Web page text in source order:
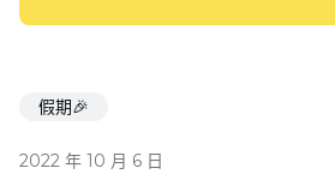
假期🎉
2022 年 10 月 6 日